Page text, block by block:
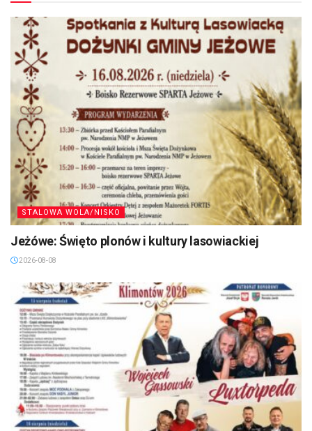
STALOWA WOLA/NISKO
Jeżówe: Święto plonów i kultury lasowiackiej
2026-08-08